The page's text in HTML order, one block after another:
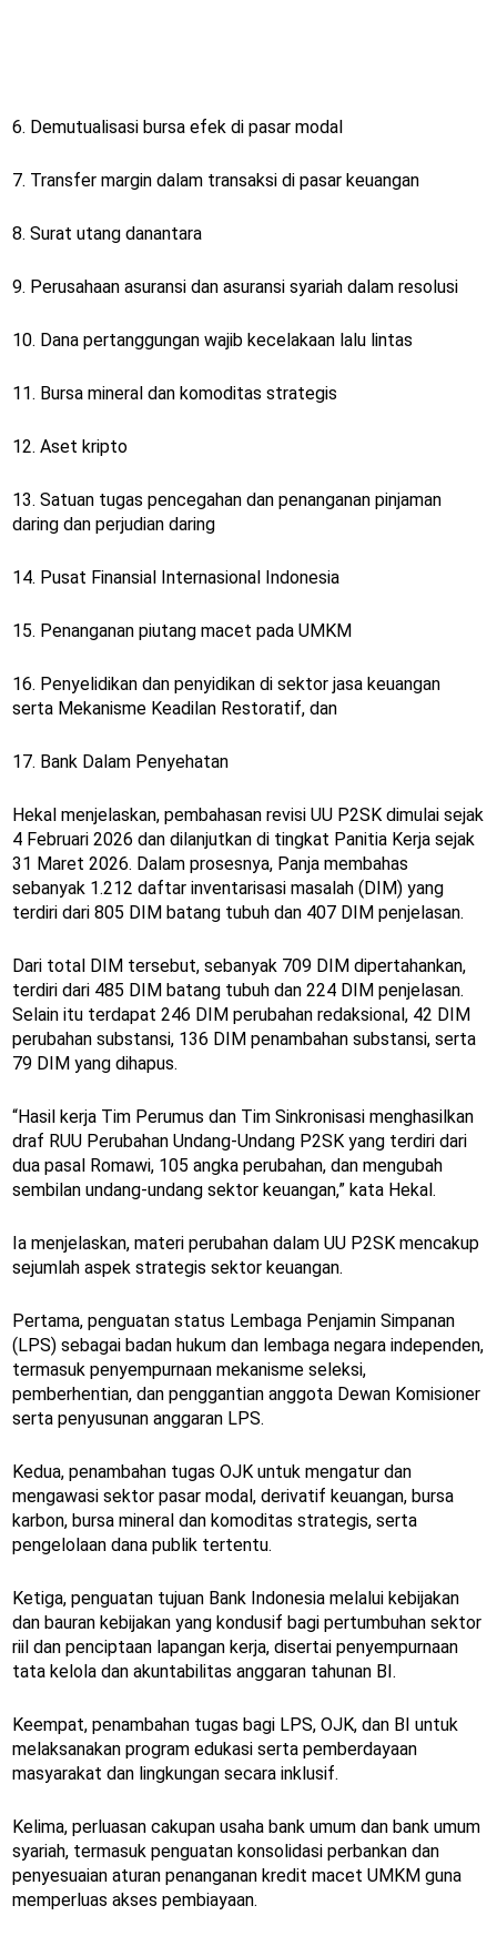
6. Demutualisasi bursa efek di pasar modal
7. Transfer margin dalam transaksi di pasar keuangan
8. Surat utang danantara
9. Perusahaan asuransi dan asuransi syariah dalam resolusi
10. Dana pertanggungan wajib kecelakaan lalu lintas
11. Bursa mineral dan komoditas strategis
12. Aset kripto
13. Satuan tugas pencegahan dan penanganan pinjaman
daring dan perjudian daring
14. Pusat Finansial Internasional Indonesia
15. Penanganan piutang macet pada UMKM
16. Penyelidikan dan penyidikan di sektor jasa keuangan
serta Mekanisme Keadilan Restoratif, dan
17. Bank Dalam Penyehatan
Hekal menjelaskan, pembahasan revisi UU P2SK dimulai sejak
4 Februari 2026 dan dilanjutkan di tingkat Panitia Kerja sejak
31 Maret 2026. Dalam prosesnya, Panja membahas
sebanyak 1.212 daftar inventarisasi masalah (DIM) yang
terdiri dari 805 DIM batang tubuh dan 407 DIM penjelasan.
Dari total DIM tersebut, sebanyak 709 DIM dipertahankan,
terdiri dari 485 DIM batang tubuh dan 224 DIM penjelasan.
Selain itu terdapat 246 DIM perubahan redaksional, 42 DIM
perubahan substansi, 136 DIM penambahan substansi, serta
79 DIM yang dihapus.
“Hasil kerja Tim Perumus dan Tim Sinkronisasi menghasilkan
draf RUU Perubahan Undang-Undang P2SK yang terdiri dari
dua pasal Romawi, 105 angka perubahan, dan mengubah
sembilan undang-undang sektor keuangan,” kata Hekal.
Ia menjelaskan, materi perubahan dalam UU P2SK mencakup
sejumlah aspek strategis sektor keuangan.
Pertama, penguatan status Lembaga Penjamin Simpanan
(LPS) sebagai badan hukum dan lembaga negara independen,
termasuk penyempurnaan mekanisme seleksi,
pemberhentian, dan penggantian anggota Dewan Komisioner
serta penyusunan anggaran LPS.
Kedua, penambahan tugas OJK untuk mengatur dan
mengawasi sektor pasar modal, derivatif keuangan, bursa
karbon, bursa mineral dan komoditas strategis, serta
pengelolaan dana publik tertentu.
Ketiga, penguatan tujuan Bank Indonesia melalui kebijakan
dan bauran kebijakan yang kondusif bagi pertumbuhan sektor
riil dan penciptaan lapangan kerja, disertai penyempurnaan
tata kelola dan akuntabilitas anggaran tahunan BI.
Keempat, penambahan tugas bagi LPS, OJK, dan BI untuk
melaksanakan program edukasi serta pemberdayaan
masyarakat dan lingkungan secara inklusif.
Kelima, perluasan cakupan usaha bank umum dan bank umum
syariah, termasuk penguatan konsolidasi perbankan dan
penyesuaian aturan penanganan kredit macet UMKM guna
memperluas akses pembiayaan.